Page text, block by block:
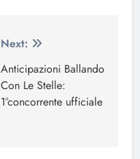
Next:
Anticipazioni Ballando
Con Le Stelle:
1°concorrente ufficiale